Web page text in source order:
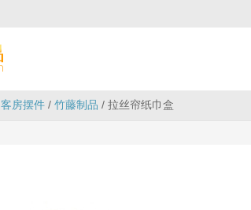
客房摆件 / 竹藤制品 / 拉丝帘纸巾盒